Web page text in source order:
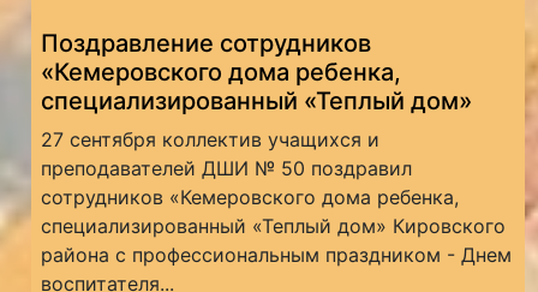
Поздравление сотрудников
«Кемеровского дома ребенка,
специализированный «Теплый дом»
27 сентября коллектив учащихся и
преподавателей ДШИ № 50 поздравил
сотрудников «Кемеровского дома ребенка,
специализированный «Теплый дом» Кировского
района с профессиональным праздником - Днем
воспитателя...